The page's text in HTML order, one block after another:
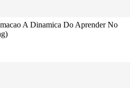
A Dinamica Do Aprender No